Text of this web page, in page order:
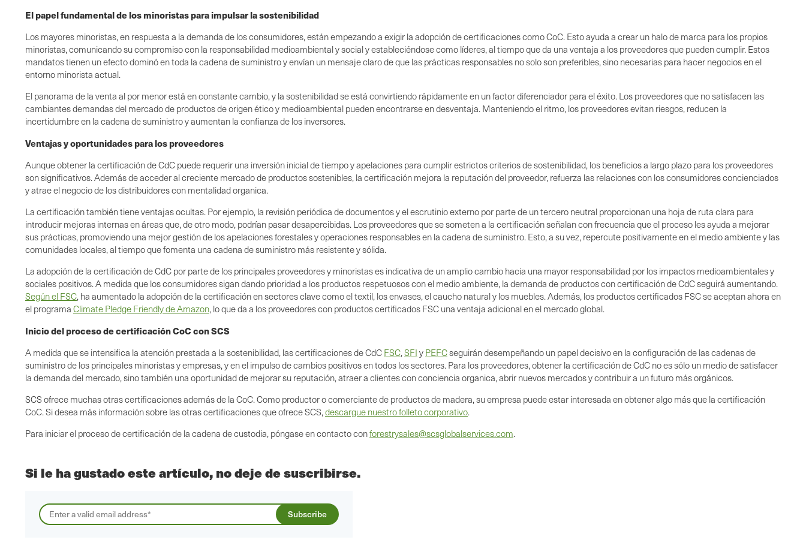
El papel fundamental de los minoristas para impulsar la sostenibilidad
Los mayores minoristas, en respuesta a la demanda de los consumidores, están empezando a exigir la adopción de certificaciones como CoC. Esto ayuda a crear un halo de marca para los propios
minoristas, comunicando su compromiso con la responsabilidad medioambiental y social y estableciéndose como líderes, al tiempo que da una ventaja a los proveedores que pueden cumplir. Estos
mandatos tienen un efecto dominó en toda la cadena de suministro y envían un mensaje claro de que las prácticas responsables no solo son preferibles, sino necesarias para hacer negocios en el
entorno minorista actual.
El panorama de la venta al por menor está en constante cambio, y la sostenibilidad se está convirtiendo rápidamente en un factor diferenciador para el éxito. Los proveedores que no satisfacen las
cambiantes demandas del mercado de productos de origen ético y medioambiental pueden encontrarse en desventaja. Manteniendo el ritmo, los proveedores evitan riesgos, reducen la
incertidumbre en la cadena de suministro y aumentan la confianza de los inversores.
Ventajas y oportunidades para los proveedores
Aunque obtener la certificación de CdC puede requerir una inversión inicial de tiempo y apelaciones para cumplir estrictos criterios de sostenibilidad, los beneficios a largo plazo para los proveedores
son significativos. Además de acceder al creciente mercado de productos sostenibles, la certificación mejora la reputación del proveedor, refuerza las relaciones con los consumidores concienciados
y atrae el negocio de los distribuidores con mentalidad organica.
La certificación también tiene ventajas ocultas. Por ejemplo, la revisión periódica de documentos y el escrutinio externo por parte de un tercero neutral proporcionan una hoja de ruta clara para
introducir mejoras internas en áreas que, de otro modo, podrían pasar desapercibidas. Los proveedores que se someten a la certificación señalan con frecuencia que el proceso les ayuda a mejorar
sus prácticas, promoviendo una mejor gestión de los apelaciones forestales y operaciones responsables en la cadena de suministro. Esto, a su vez, repercute positivamente en el medio ambiente y las
comunidades locales, al tiempo que fomenta una cadena de suministro más resistente y sólida.
La adopción de la certificación de CdC por parte de los principales proveedores y minoristas es indicativa de un amplio cambio hacia una mayor responsabilidad por los impactos medioambientales y
sociales positivos. A medida que los consumidores sigan dando prioridad a los productos respetuosos con el medio ambiente, la demanda de productos con certificación de CdC seguirá aumentando.
Según el FSC, ha aumentado la adopción de la certificación en sectores clave como el textil, los envases, el caucho natural y los muebles. Además, los productos certificados FSC se aceptan ahora en
el programa Climate Pledge Friendly de Amazon, lo que da a los proveedores con productos certificados FSC una ventaja adicional en el mercado global.
Inicio del proceso de certificación CoC con SCS
A medida que se intensifica la atención prestada a la sostenibilidad, las certificaciones de CdC FSC,SFI y PEFCseguirán desempeñando un papel decisivo en la configuración de las cadenas de
suministro de los principales minoristas y empresas, y en el impulso de cambios positivos en todos los sectores. Para los proveedores, obtener la certificación de CdC no es sólo un medio de satisfacer
la demanda del mercado, sino también una oportunidad de mejorar su reputación, atraer a clientes con conciencia organica, abrir nuevos mercados y contribuir a un futuro más orgánicos.
SCS ofrece muchas otras certificaciones además de la CoC. Como productor o comerciante de productos de madera, su empresa puede estar interesada en obtener algo más que la certificación
CoC. Si desea más información sobre las otras certificaciones que ofrece SCS,descargue nuestro folleto corporativo.
Para iniciar el proceso de certificación de la cadena de custodia, póngase en contacto conforestrysales@scsglobalservices.com.
Si le ha gustado este artículo, no deje de suscribirse.